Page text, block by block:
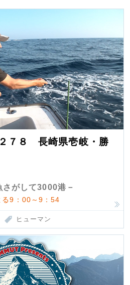
７８ 長崎県壱岐・勝
がして3000港－
9：00～9：54
ヒューマン